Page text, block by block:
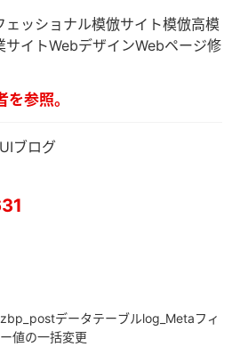
ェッショナル模倣サイト模倣高模
サイトWebデザインWebページ修
を参照。
ブログ
データテーブルlog_Metaフィ
値の一括変更